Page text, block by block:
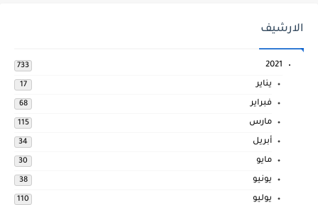
الارشيف
2021
733
يناير 17
فبراير 68
مارس 115
أبريل 34
مايو 30
يونيو 38
يوليو 110